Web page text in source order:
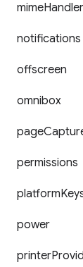
mimeHandler
notifications
offscreen
omnibox
page
permissions
platform
power
printer